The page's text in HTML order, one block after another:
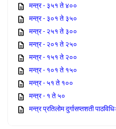
मन्त्र - ३५१ ते ४००
मन्त्र - ३०१ ते ३५०
मन्त्र - २५१ ते ३००
मन्त्र - २०१ ते २५०
मन्त्र - १५१ ते २००
मन्त्र - १०१ ते १५०
मन्त्र - ५१ ते १००
मन्त्र - १ ते ५०
मन्त्र प्रतिलोम दुर्गासप्तशती पाठविधिः